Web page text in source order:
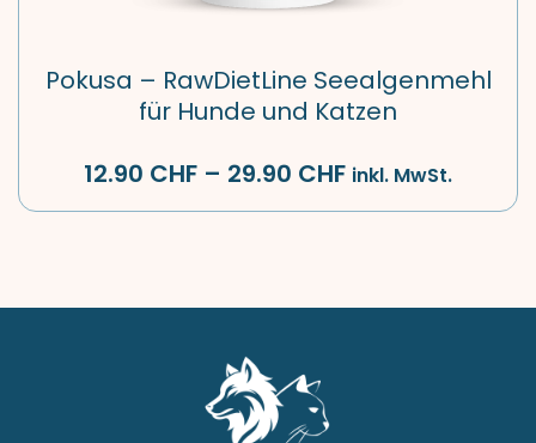
Pokusa – RawDietLine Seealgenmehl
für Hunde und Katzen
12.90 CHF – 29.90 CHF inkl. MwSt.